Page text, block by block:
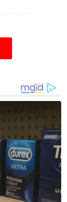
vaksin
kaedah
Isnin ini